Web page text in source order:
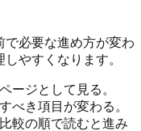
必要な進め方が変わ
やすくなります。
ージとして見る。
べき項目が変わる。
較の順で読むと進み